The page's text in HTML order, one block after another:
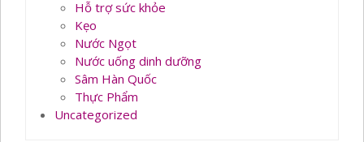
Hỗ trợ sức khỏe
Kẹo
Nước Ngọt
Nước uống dinh dưỡng
Sâm Hàn Quốc
Thực Phẩm
Uncategorized